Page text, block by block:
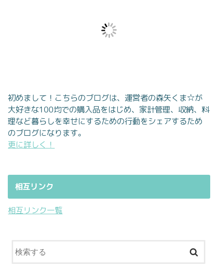
初めまして！こちらのブログは、運営者の森矢くま☆が
大好きな100均での購入品をはじめ、家計管理、収納、料
理など暮らしを幸せにするための行動をシェアするため
のブログになります。
更に詳しく！
相互リンク
相互リンク一覧